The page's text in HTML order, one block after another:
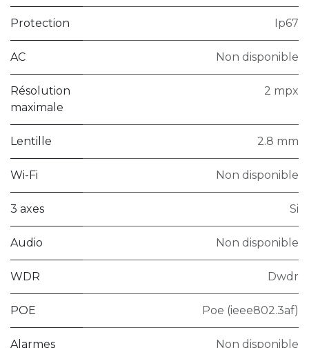
Protection Ip67
AC Non disponible
Résolution
maximale
2 mpx
Lentille 2.8 mm
Wi-Fi Non disponible
3 axes Si
Audio Non disponible
WDR Dwdr
POE Poe (ieee802.3af)
Alarmes Non disponible